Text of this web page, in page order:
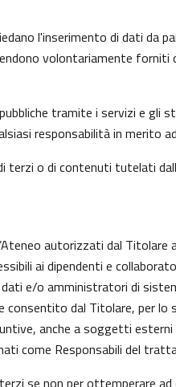
l'inserimento di dati da
volontariamente
tramite i servizi e
responsabilità in merito
o di contenuti tutelati
autorizzati dal Titolare
ai dipendenti e
e/o amministratori di
dal Titolare, per
anche a soggetti
come Responsabili del
se non per ottemperare